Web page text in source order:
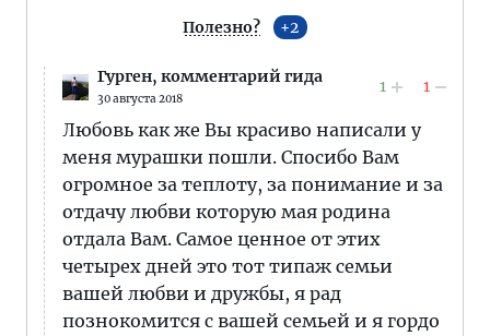
Полезно? 2
Гурген, комментарий гида
30 августа 2018
1 1
Любовь как же Вы красиво написали у
меня мурашки пошли. Спосибо Вам
огромное за теплоту, за понимание и за
отдачу любви которую мая родина
отдала Вам. Самое ценное от этих
четырех дней это тот типаж семьи
вашей любви и дружбы, я рад
познокомится с вашей семьей и я гордо